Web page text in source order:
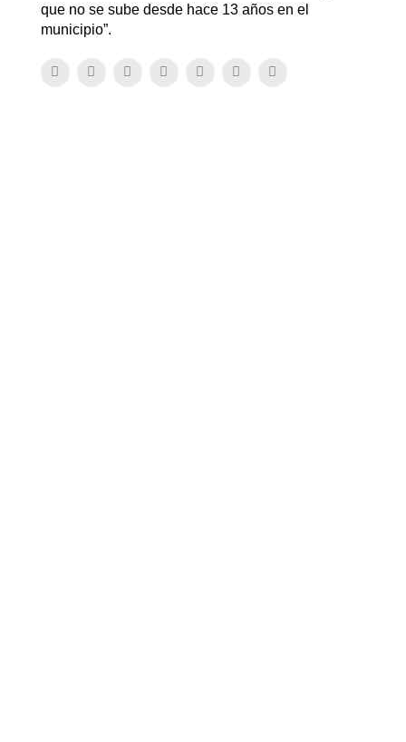
que no se sube desde hace 13 años en el
municipio”.